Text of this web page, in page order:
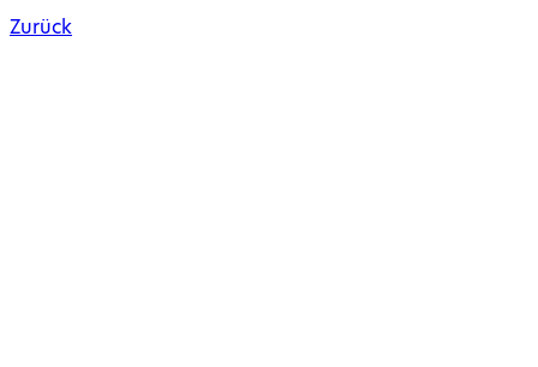
Zurück